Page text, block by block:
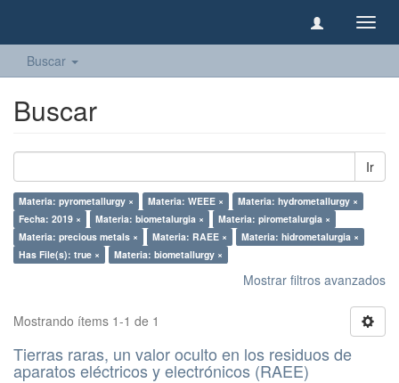
Buscar
Buscar
Ir
Materia: pyrometallurgy × Materia: WEEE ×
Materia: hydrometallurgy ×
Fecha: 2019 ×
Materia: biometalurgia ×
Materia: pirometalurgia ×
Materia: precious metals ×
Materia: RAEE ×
Materia: hidrometalurgia ×
Has File(s): true ×
Materia: biometallurgy ×
Mostrar filtros avanzados
Mostrando ítems 1-1 de 1
Tierras raras, un valor oculto en los residuos de
aparatos eléctricos y electrónicos (RAEE)